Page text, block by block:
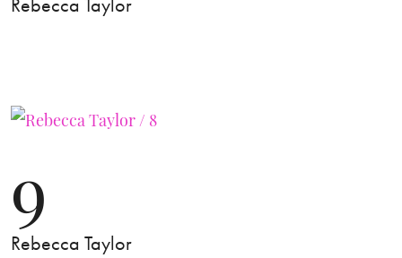
Rebecca Taylor
9
Rebecca Taylor